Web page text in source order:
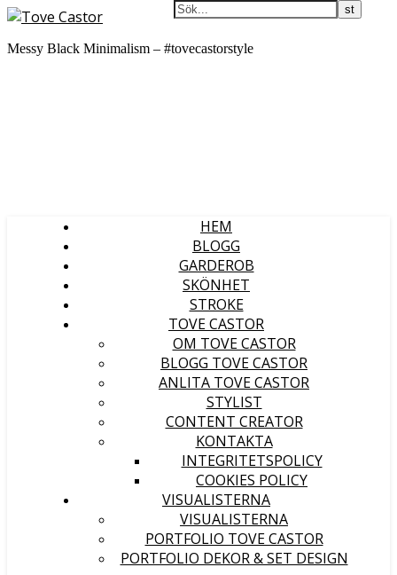
Messy Black Minimalism – #tovecastorstyle
HEM
BLOGG
GARDEROB
SKÖNHET
STROKE
TOVE CASTOR
OM TOVE CASTOR
BLOGG TOVE CASTOR
ANLITA TOVE CASTOR
STYLIST
CONTENT CREATOR
KONTAKTA
INTEGRITETSPOLICY
COOKIES POLICY
VISUALISTERNA
VISUALISTERNA
PORTFOLIO TOVE CASTOR
PORTFOLIO DEKOR & SET DESIGN